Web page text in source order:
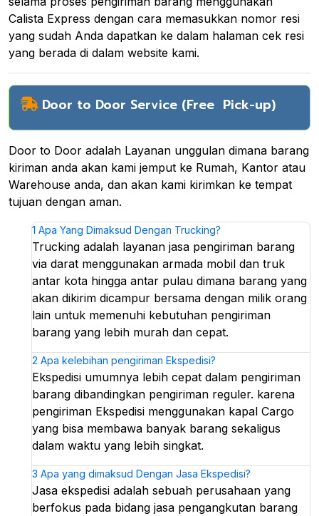
Calista Express dengan cara memasukkan nomor resi
yang sudah Anda dapatkan ke dalam halaman cek resi
yang berada di dalam website kami.
Door to Door Service (Free Pick-up)
Door to Door adalah Layanan unggulan dimana barang
kiriman anda akan kami jemput ke Rumah, Kantor atau
Warehouse anda, dan akan kami kirimkan ke tempat
tujuan dengan aman.
1 Apa Yang Dimaksud Dengan Trucking?
Trucking adalah layanan jasa pengiriman barang
via darat menggunakan armada mobil dan truk
antar kota hingga antar pulau dimana barang yang
akan dikirim dicampur bersama dengan milik orang
lain untuk memenuhi kebutuhan pengiriman
barang yang lebih murah dan cepat.
2 Apa kelebihan pengiriman Ekspedisi?
Ekspedisi umumnya lebih cepat dalam pengiriman
barang dibandingkan pengiriman reguler. karena
pengiriman Ekspedisi menggunakan kapal Cargo
yang bisa membawa banyak barang sekaligus
dalam waktu yang lebih singkat.
3 Apa yang dimaksud Dengan Jasa Ekspedisi?
Jasa ekspedisi adalah sebuah perusahaan yang
berfokus pada bidang jasa pengangkutan barang